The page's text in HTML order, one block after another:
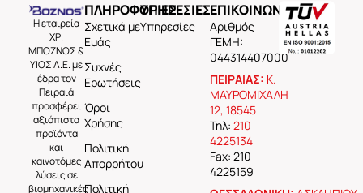
Η εταιρεία
ΧΡ.
ΜΠΟΖΝΟΣ &
ΥΙΟΣ Α.Ε. με
έδρα τον
Πειραιά
προσφέρει
αξιόπιστα
προϊόντα
και
καινοτόμες
λύσεις σε
βιομηχανικές
ΠΛΗΡΟΦΟΡΙΕΣ
Σχετικά με
Εμάς
Συχνές
Ερωτήσεις
Όροι
Χρήσης
Πολιτική
Απορρήτου
Πολιτική
ΥΠΗΡΕΣΙΕΣ
Υπηρεσίες
ΕΠΙΚΟΙΝΩΝΙΑ
Aριθμός
ΓΕΜΗ:
044314407000
ΠΕΙΡΑΙΑΣ: Κ.
ΜΑΥΡΟΜΙΧΑΛΗ
12, 18545
Τηλ: 210
4225134
Fax: 210
4225159